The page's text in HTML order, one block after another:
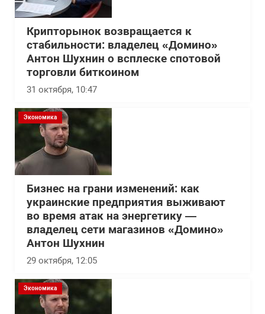
Крипторынок возвращается к
стабильности: владелец «Домино»
Антон Шухнин о всплеске спотовой
торговли биткоином
31 октября, 10:47
Экономика
Бизнес на грани изменений: как
украинские предприятия выживают
во время атак на энергетику —
владелец сети магазинов «Домино»
Антон Шухнин
29 октября, 12:05
Экономика